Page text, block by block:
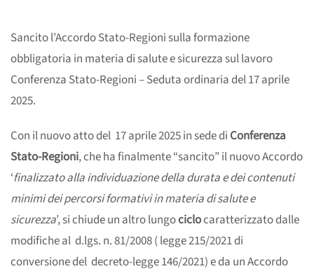
Sancito l’Accordo Stato-Regioni sulla formazione
obbligatoria in materia di salute e sicurezza sul lavoro
Conferenza Stato-Regioni – Seduta ordinaria del 17 aprile
2025.
Con il nuovo atto del 17 aprile 2025 in sede di Conferenza
Stato-Regioni, che ha finalmente “sancito” il nuovo Accordo
‘finalizzato alla individuazione della durata e dei contenuti
minimi dei percorsi formativi in materia di salute e
sicurezza’, si chiude un altro lungociclocaratterizzato dalle
modifiche al d.lgs. n. 81/2008 ( legge 215/2021 di
conversione del decreto-legge 146/2021) e da un Accordo